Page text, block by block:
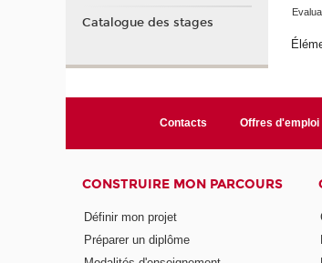
Catalogue des stages
Contacts Offres d'emploi
CONSTRUIRE MON PARCOURS
Définir mon projet
Préparer un diplôme